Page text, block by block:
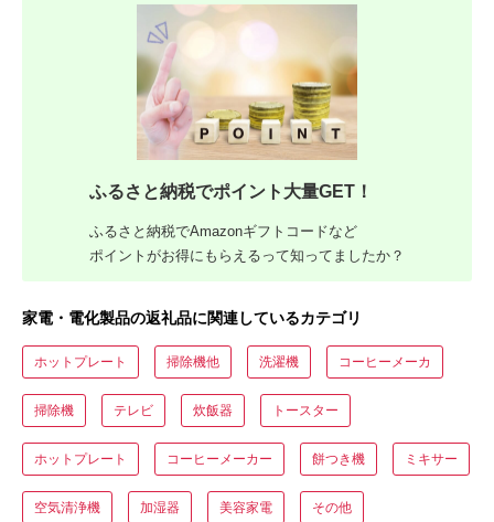
ふるさと納税でポイント大量GET！
ふるさと納税でAmazonギフトコードなど
ポイントがお得にもらえるって知ってましたか？
家電・電化製品の返礼品に関連しているカテゴリ
ホットプレート 掃除機他 洗濯機 コーヒーメーカ
掃除機 テレビ 炊飯器 トースター
ホットプレート コーヒーメーカー 餅つき機 ミキサー
空気清浄機 加湿器 美容家電 その他